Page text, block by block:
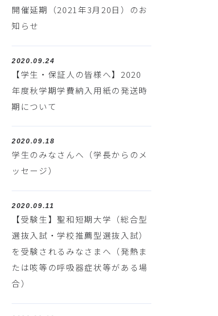
開催延期（2021年3月20日）のお
知らせ
2020.09.24
【学生・保証人の皆様へ】2020
年度秋学期学費納入用紙の発送時
期について
2020.09.18
学生のみなさんへ（学長からのメ
ッセージ）
2020.09.11
【受験生】聖和短期大学（総合型
選抜入試・学校推薦型選抜入試）
を受験されるみなさまへ（発熱ま
たは咳等の呼吸器症状等がある場
合）